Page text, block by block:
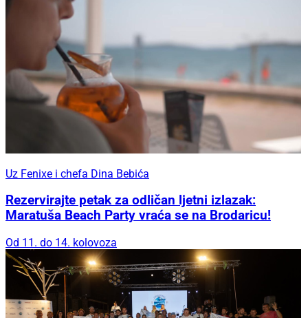
Uz Fenixe i chefa Dina Bebića
Rezervirajte petak za odličan ljetni izlazak:
Maratuša Beach Party vraća se na Brodaricu!
Od 11. do 14. kolovoza